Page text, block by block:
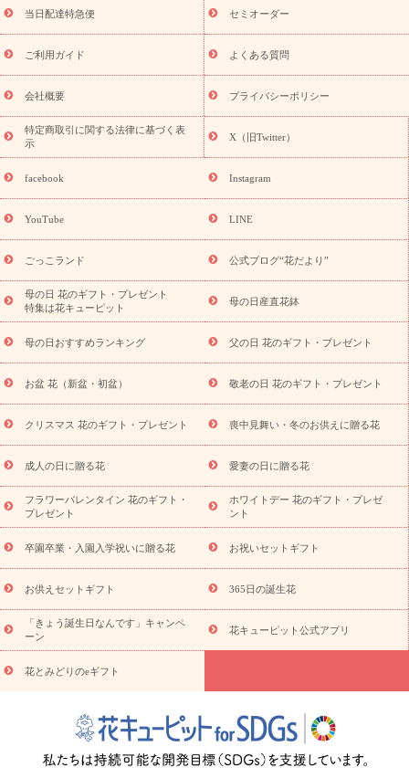
フト
お盆・お供え プリザーブドフラワー
ひまわり ギフト・プ
レゼント特集
夏の花贈り・お中元・暑中見舞い 花のギフト特集
敬老の日におくる花ギフト・プレゼント特集
花ギフト・プレゼント特集
敬老の日 花のおすすめランキング
敬
老の日 花鉢植えのギフト・プレゼント特集
敬老の日 花とセットギ
フト・プレゼント特集
敬老の日の花 全てのギフト一覧
キャン
ペーン
映画『ウォーターガーディアンズ』コラボキャンペーン
「きょう誕生日なんです」キャンペーン
誕生日の花を探す
誕生日フラワーギフト 誕生日フラワーギフト特集
(トルコキキョウ)
9月の誕生花(リンドウ)
ら探す
お祝いの花特集 当日配達特急便 お祝い商品一覧
念日
結婚祝い 出産祝い 退院祝い・快気祝い
寿祝い
プチギフト ペットのお祝いフラワー
供え・お悔やみ商品一覧
お供え・お悔やみの花
四十九日法要以
お供え プリザーブドフラワー
ペットのお供えフラワー
お盆（新
盆・初盆）
その他 お祝い返し お見舞い
お取り寄せギフト
ビジネス用
ご自宅用 観葉植物 ミディ胡蝶蘭
プリザーブ
ドフラワー
スタイルから探す アレンジメント 花束
スタ
ンド花
お祝い お供え・お悔やみ 胡蝶蘭 胡蝶蘭・花鉢
ディ胡蝶蘭・お祝い
ミディ胡蝶蘭・お供え
世界初の青色胡蝶蘭
観葉植物
観葉植物 産直多肉植物
プリザーブドフラワー
お祝い
お供え・お悔やみ 花とセットギフト
セミオーダー
プチギフト（hanamore -ハナモア-）
花とみどりのeギフト
キューピットのeGfit
カラー ピンク イエローオレンジ
レッ
ド
お花の種類 トルコキキョウ
お祝い お祝い・3000円～ お祝い・4000円～
お祝い・
5000円～
お祝い・7000円～ お祝い・ 10000円～
お供え・お
悔やみ
円～
お供え・お悔やみ・
読み物
いのマナー
定年退職祝いのマナー
お祝いを贈るときのマナー・
花キューピットのお祝いコラム一覧
誕生日のお花を「色
彩心理学」で選ぶ方法
結婚祝いの予算相場 出産祝いお役立ち情
当日配達特急便 セミオーダー
ご利用ガイド よくある質問
会社概要 プライバシーポリシー
特定商取引に関する法律に基づく表
示
X（旧Twitter）
facebook Instagram
YouTube LINE
ごっこランド 公式ブログ“花だより”
母の日 花のギフト・プレゼント
特集は花キューピット
母の日産直花鉢
母の日おすすめランキング 父の日 花のギフト・プレゼント
お盆 花（新盆・初盆） 敬老の日 花のギフト・プレゼント
クリスマス 花のギフト・プレゼント 喪中見舞い・冬のお供えに贈る花
成人の日に贈る花 愛妻の日に贈る花
フラワーバレンタイン 花のギフト・
プレゼント
ホワイトデー 花のギフト・プレゼ
ント
卒園卒業・入園入学祝いに贈る花 お祝いセットギフト
お供えセットギフト 365日の誕生花
「きょう誕生日なんです」キャンペ
ーン
花キューピット公式アプリ
花とみどりのeギフト